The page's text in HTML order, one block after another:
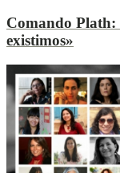
Comando Plath:
existimos»